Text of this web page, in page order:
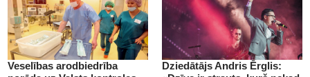
Veselības arodbiedrība
Dziedātājs Andris Ērglis: